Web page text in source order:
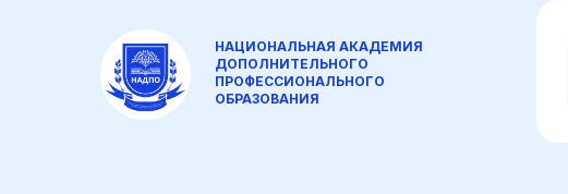
НАЦИОНАЛЬНАЯ АКАДЕМИЯ
ДОПОЛНИТЕЛЬНОГО
ПРОФЕССИОНАЛЬНОГО
ОБРАЗОВАНИЯ